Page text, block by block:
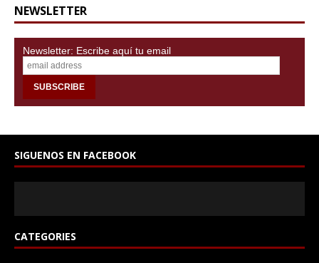
NEWSLETTER
Newsletter: Escribe aquí tu email
SIGUENOS EN FACEBOOK
CATEGORIES